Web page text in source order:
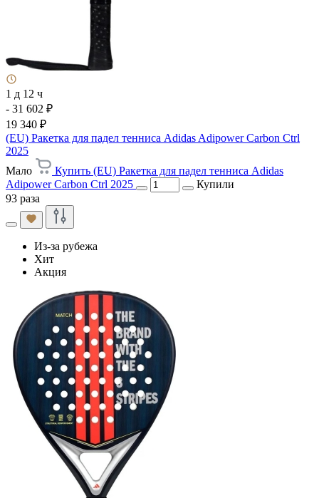
1 д 12 ч
- 31 602 ₽
19 340 ₽
(EU) Ракетка для падел тенниса Adidas Adipower Carbon Ctrl
2025
Мало
Купить (EU) Ракетка для падел тенниса Adidas
Adipower Carbon Ctrl 2025
Купили
93 раза
Из-за рубежа
Хит
Акция